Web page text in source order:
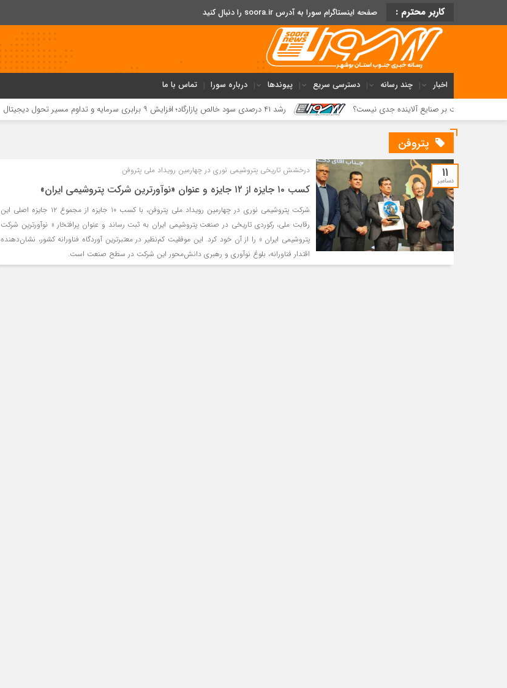
کاربر محترم : صفحه اینستاگرام سورا به آدرس soora.ir را دنبال کنید
اخبار چند رسانه دسترسی سریع پیوندها درباره سورا تماس با ما
بر صنایع آلاینده جدی نیست؟ رشد ۴۱ درصدی سود خالص پازارگاد؛ افزایش ۹ برابری سرمایه و تداوم مسیر تحول دیجیتال
پتروفن
11
دسامبر
درخشش تاریخی پتروشیمی نوری در چهارمین رویداد ملی پتروفن
کسب ۱۰ جایزه از ۱۲ جایزه و عنوان «نوآورترین شرکت پتروشیمی ایران»
شرکت پتروشیمی نوری در چهارمین رویداد ملی پتروفن، با کسب ۱۰ جایزه از مجموع ۱۲ جایزه اصلی این
رقابت ملی، رکوردی تاریخی در صنعت پتروشیمی ایران به ثبت رساند و عنوان پرافتخار « نوآورترین شرکت
پتروشیمی ایران » را از آن خود کرد. این موفقیت کم‌نظیر در معتبرترین آوردگاه فناورانه کشور، نشان‌دهنده
اقتدار فناورانه، بلوغ نوآوری و رهبری دانش‌محور این شرکت در سطح صنعت است.